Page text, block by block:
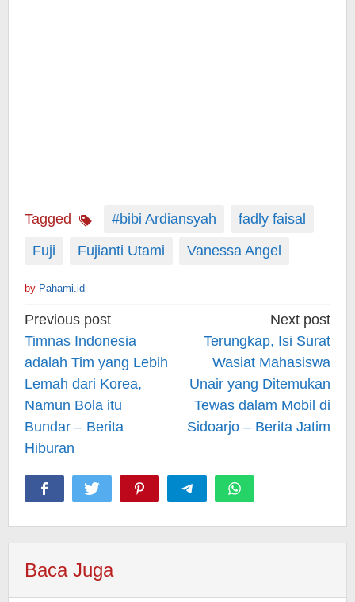
Tagged #bibi Ardiansyah
fadly faisal
Fuji
Fujianti Utami Vanessa Angel
by Pahami.id
Post
navigation
Previous post
Timnas Indonesia
adalah Tim yang Lebih
Lemah dari Korea,
Namun Bola itu
Bundar – Berita
Hiburan
Next post
Terungkap, Isi Surat
Wasiat Mahasiswa
Unair yang Ditemukan
Tewas dalam Mobil di
Sidoarjo – Berita Jatim
Baca Juga